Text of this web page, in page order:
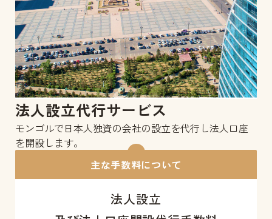
法人設立代行サービス
モンゴルで日本人独資の会社の設立を代行し法人口座
を開設します。
主な手数料について
法人設立